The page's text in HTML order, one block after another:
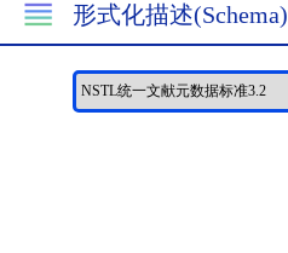
形式化描述(Schema)